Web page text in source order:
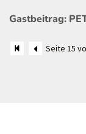
Gastbeitrag:
Seite 15